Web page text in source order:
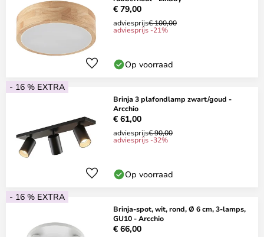
€ 79,00
adviesprijs€ 100,00
adviesprijs -21%
Op voorraad
- 16 % EXTRA
Brinja 3 plafondlamp zwart/goud -
Arcchio
€ 61,00
adviesprijs€ 90,00
adviesprijs -32%
Op voorraad
- 16 % EXTRA
Brinja-spot, wit, rond, Ø 6 cm, 3-lamps,
GU10 - Arcchio
€ 66,00